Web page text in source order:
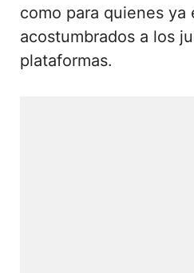
como para quienes ya
acostumbrados a los
plataformas.